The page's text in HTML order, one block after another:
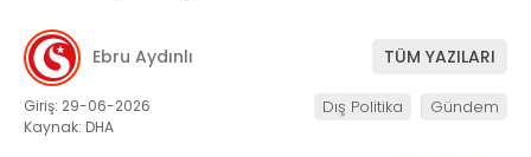
Ebru Aydınlı TÜM YAZILARI
Giriş: 29-06-2026
Kaynak: DHA
Dış Politika Gündem